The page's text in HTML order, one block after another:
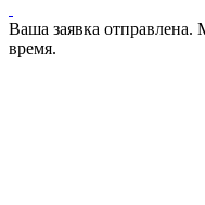
Ваша заявка
время.